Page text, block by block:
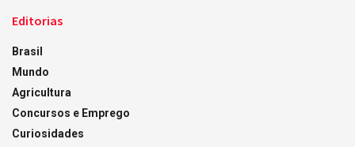
Editorias
Brasil
Mundo
Agricultura
Concursos e Emprego
Curiosidades